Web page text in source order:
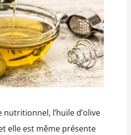
nutritionnel, l’huile d’olive
elle est même présente